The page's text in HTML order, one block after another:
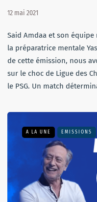
12 mai 2021
Said Amdaa et son
la préparatrice mentale
de cette émission, nous
sur le choc de Ligue des
le PSG. Un match
A LA UNE EMISSIONS